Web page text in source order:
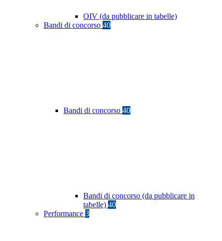
OIV (da pubblicare in tabelle)
Bandi di concorso 40
Bandi di concorso 40
Bandi di concorso (da pubblicare in
tabelle) 40
Performance 3